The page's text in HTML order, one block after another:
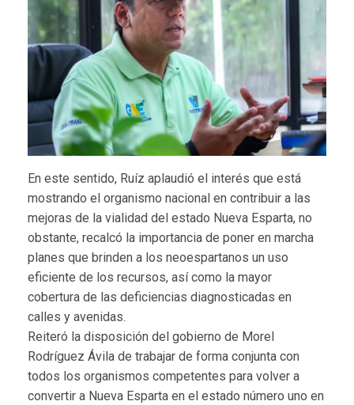
En este sentido, Ruíz aplaudió el interés que está
mostrando el organismo nacional en contribuir a las
mejoras de la vialidad del estado Nueva Esparta, no
obstante, recalcó la importancia de poner en marcha
planes que brinden a los neoespartanos un uso
eficiente de los recursos, así como la mayor
cobertura de las deficiencias diagnosticadas en
calles y avenidas.
Reiteró la disposición del gobierno de Morel
Rodríguez Ávila de trabajar de forma conjunta con
todos los organismos competentes para volver a
convertir a Nueva Esparta en el estado número uno en